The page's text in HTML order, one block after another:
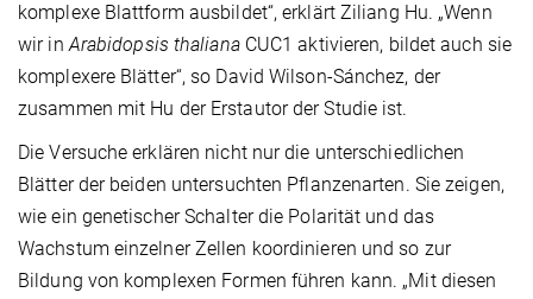
komplexe Blattform ausbildet“, erklärt Ziliang Hu. „Wenn
wir inArabidopsis thalianaCUC1 aktivieren, bildet auch sie
komplexere Blätter“, so David Wilson-Sánchez, der
zusammen mit Hu der Erstautor der Studie ist.
Die Versuche erklären nicht nur die unterschiedlichen
Blätter der beiden untersuchten Pflanzenarten. Sie zeigen,
wie ein genetischer Schalter die Polarität und das
Wachstum einzelner Zellen koordinieren und so zur
Bildung von komplexen Formen führen kann. „Mit diesen